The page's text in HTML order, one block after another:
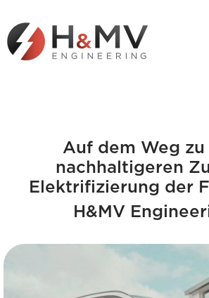
Auf dem Weg zu
nachhaltigeren
Elektrifizierung der
H&MV